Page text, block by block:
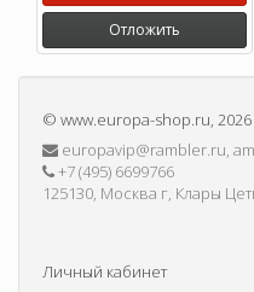
Отложить
© www.europa-shop.ru, 2026
europavip@rambler.ru,
+7 (495) 6699766
125130, Москва г, Клары
Личный кабинет